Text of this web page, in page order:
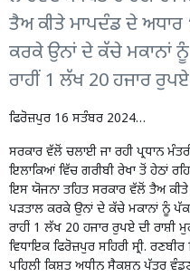
ਤੈਅ ਕੀਤੇ ਮਾਪਦੰਡ ਦੇ ਅਧਾਰ
ਕਰਕੇ ਉਨਾਂ ਦੇ ਕੱਚੇ ਮਕਾਨਾਂ
ਰਾਹੀਂ 1 ਲੱਖ 20 ਹਜਾਰ ਰੁਪਏ
ਫਿਰੋਜ਼ਪੁਰ 16 ਸਤੰਬਰ 2024…
ਸਰਕਾਰ ਵੱਲੋਂ ਚਲਾਈ ਜਾ ਰਹੀ ਪ੍ਰਧਾਨ
ਇਲਾਕਿਆਂ ਵਿੱਚ ਗਰੀਬੀ ਰੇਖਾ ਤੋਂ ਹੇਠਾਂ
ਇਸ ਯੋਜਨਾ ਤਹਿਤ ਸਰਕਾਰ ਵੱਲੋਂ ਤੈਅ ਕੀਤੇ
ਪੜਤਾਲ ਕਰਕੇ ਉਨਾਂ ਦੇ ਕੱਚੇ ਮਕਾਨਾਂ ਨੂੰ
ਰਾਹੀਂ 1 ਲੱਖ 20 ਹਜਾਰ ਰੁਪਏ ਦੀ ਰਾਸ਼ੀ
ਵਿਧਾਇਕ ਫਿਰੋਜ਼ਪੁਰ ਸਹਿਰੀ ਸ੍ਰੀ.
ਪਹਿਲੀ ਕਿਸ਼ਤ ਅਧੀਨ ਸੈਕਸ਼ਨ ਪੱਤਰ